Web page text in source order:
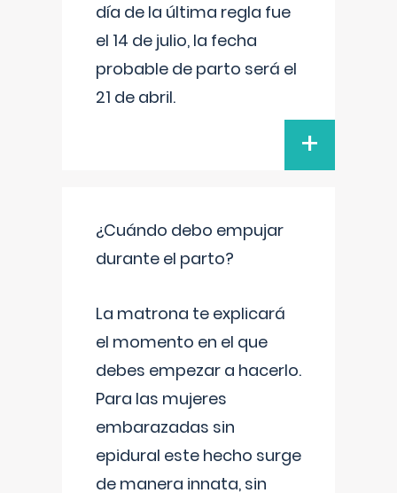
día de la última regla fue
el 14 de julio, la fecha
probable de parto será el
21 de abril.
+
¿Cuándo debo empujar
durante el parto?
La matrona te explicará
el momento en el que
debes empezar a hacerlo.
Para las mujeres
embarazadas sin
epidural este hecho surge
de manera innata, sin